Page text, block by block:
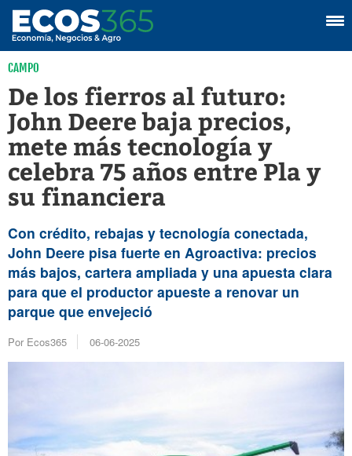
CAMPO
De los fierros al futuro:
John Deere baja precios,
mete más tecnología y
celebra 75 años entre Pla y
su financiera
Con crédito, rebajas y tecnología conectada,
John Deere pisa fuerte en Agroactiva: precios
más bajos, cartera ampliada y una apuesta clara
para que el productor apueste a renovar un
parque que envejeció
Por Ecos365 06-06-2025